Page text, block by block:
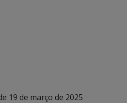
19 de março de 2025